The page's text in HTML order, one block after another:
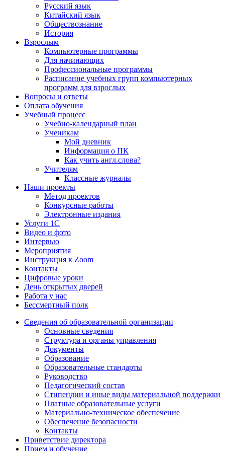
Русский язык
Китайский язык
Обществознание
История
Взрослым
Компьютерные программы
Для начинающих
Профессиональные программы
Расписание учебных групп компьютерных
программ для взрослых
Вопросы и ответы
Оплата обучения
Учебный процесс
Учебно-календарный план
Ученикам
Мой дневник
Информация о ПК
Как учить англ.слова?
Учителям
Классные журналы
Наши проекты
Метод проектов
Конкурсные работы
Электронные издания
Услуги 1C
Видео и фото
Интервью
Мероприятия
Инструкция к Zoom
Контакты
Цифровые уроки
День открытых дверей
Работа у нас
Бессмертный полк
Сведения об образовательной организации
Основные сведения
Структура и органы управления
Документы
Образование
Образовательные стандарты
Руководство
Педагогический состав
Стипендии и иные виды материальной поддержки
Платные образовательные услуги
Материально-техническое обеспечение
Обеспечение безопасности
Контакты
Приветствие директора
Прием и обучение